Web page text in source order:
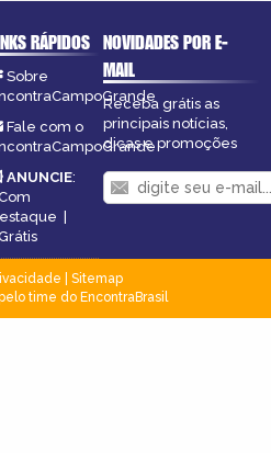
RÁPIDOS
Sobre
Fale com o
ANUNCIE:
|
NOVIDADES POR E-
MAIL
Receba grátis as
principais notícias,
dicas e promoções
Sitemap
time do EncontraBrasil